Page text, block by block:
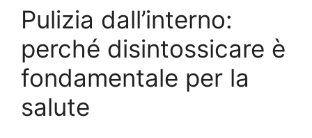
Pulizia dall’interno:
perché disintossicare è
fondamentale per la
salute